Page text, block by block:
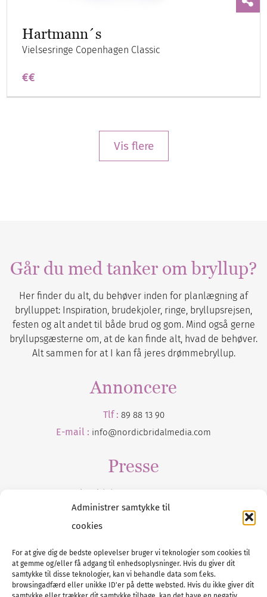
Administrer samtykke til
cookies
For at give dig de bedste oplevelser bruger vi teknologier som cookies til
at gemme og/eller få adgang til enhedsoplysninger. Hvis du giver dit
samtykke til disse teknologier, kan vi behandle data som f.eks.
browsingadfærd eller unikke ID'er på dette websted. Hvis du ikke giver dit
Hartmann´s
Vielsesringe Copenhagen Classic
€€
Vis flere
Går du med tanker om bryllup?
Her finder du alt, du behøver inden for planlægning af
brylluppet: Inspiration, brudekjoler, ringe, bryllupsrejsen,
festen og alt andet til både brud og gom. Mind også gerne
bryllupsgæsterne om, at de kan finde alt, hvad de behøver.
Alt sammen for at I kan få jeres drømmebryllup.
Annoncere
Tlf : 89 88 13 90
E-mail : info@nordicbridalmedia.com
Presse
Tel :89 88 13 90
E-post:info@nordicbridalmedia.com